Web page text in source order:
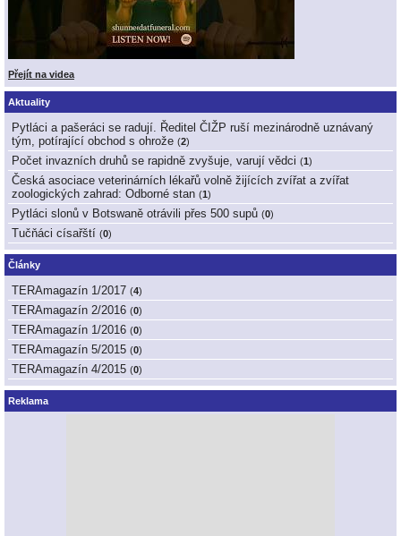
Přejít na videa
Aktuality
Pytláci a pašeráci se radují. Ředitel ČIŽP ruší mezinárodně uznávaný
tým, potírající obchod s ohrože (2)
Počet invazních druhů se rapidně zvyšuje, varují vědci (1)
Česká asociace veterinárních lékařů volně žijících zvířat a zvířat
zoologických zahrad: Odborné stan (1)
Pytláci slonů v Botswaně otrávili přes 500 supů (0)
Tučňáci císařští (0)
Články
TERAmagazín 1/2017 (4)
TERAmagazín 2/2016 (0)
TERAmagazín 1/2016 (0)
TERAmagazín 5/2015 (0)
TERAmagazín 4/2015 (0)
Reklama